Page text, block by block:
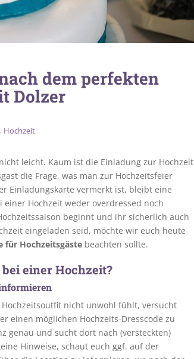
dem perfekten
Dolzer
, Hochzeit
leicht. Kaum ist die Einladung zur Hochzeit
die Frage, was man zur Hochzeitsfeier
Einladungskarte vermerkt ist, bleibt eine
Hochzeit weder overdressed noch
beginnt und ihr sicherlich auch
eingeladen seid, möchte wir euch heute
für Hochzeitsgäste beachten sollte.
einer Hochzeit?
nicht unwohl fühlt, versucht
einen möglichen Hochzeits-Dresscode zu
genau und sucht dort nach (versteckten)
Hinweise, schaut euch ggf. auf der